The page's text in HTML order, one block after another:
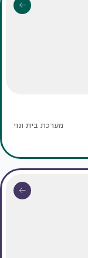
מערכת בית ונוי